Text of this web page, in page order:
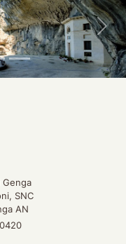
Genga
SNC
AN